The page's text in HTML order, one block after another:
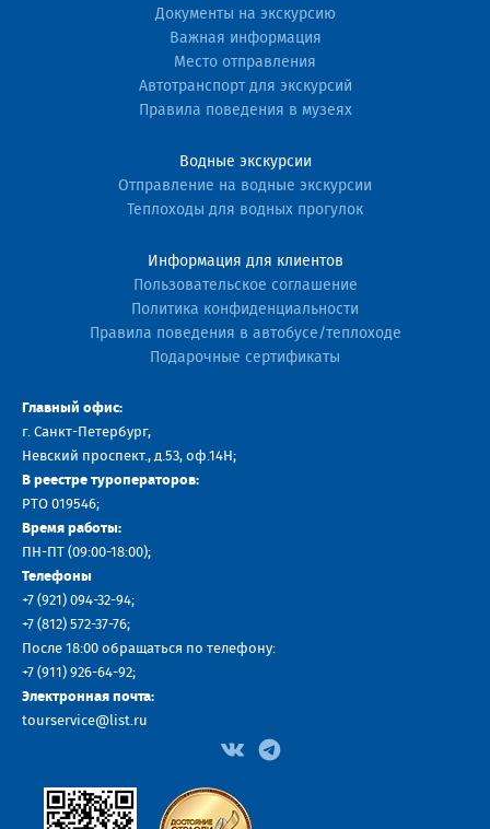
Документы на экскурсию
Важная информация
Место отправления
Автотранспорт для экскурсий
Правила поведения в музеях
Водные экскурсии
Отправление на водные экскурсии
Теплоходы для водных прогулок
Информация для клиентов
Пользовательское соглашение
Политика конфиденциальности
Правила поведения в автобусе/теплоходе
Подарочные сертификаты
Главный офис:
г. Санкт-Петербург,
Невский проспект., д.53, оф.14H;
В реестре туроператоров:
РТО 019546;
Время работы:
ПН-ПТ (09:00-18:00);
Телефоны
+7 (921) 094-32-94;
+7 (812) 572-37-76;
После 18:00 обращаться по телефону:
+7 (911) 926-64-92;
Электронная почта:
tourservice@list.ru